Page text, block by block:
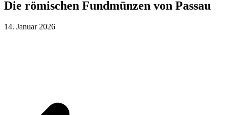
Die römischen Fundmünzen von Passau
14. Januar 2026